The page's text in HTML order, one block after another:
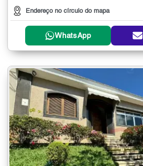
Endereço no círculo do mapa
WhatsApp